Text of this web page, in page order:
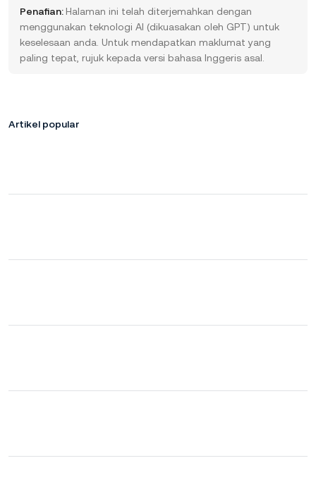
Penafian: Halaman ini telah diterjemahkan dengan
menggunakan teknologi AI (dikuasakan oleh GPT) untuk
keselesaan anda. Untuk mendapatkan maklumat yang
paling tepat, rujuk kepada versi bahasa Inggeris asal.
Artikel popular